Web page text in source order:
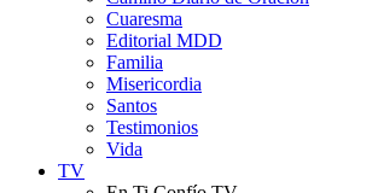
Cuaresma
Editorial MDD
Familia
Misericordia
Santos
Testimonios
Vida
TV